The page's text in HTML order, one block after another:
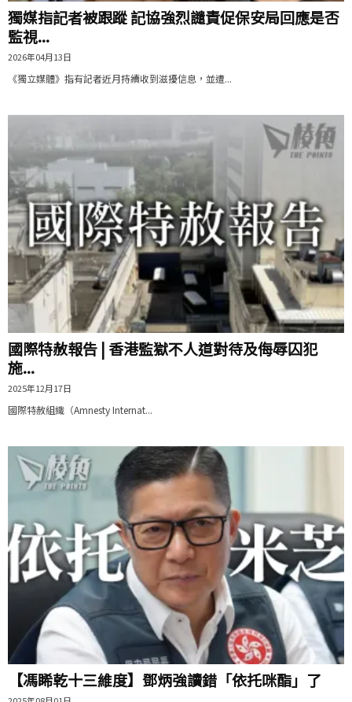
獨媒指記者被跟蹤 記協強烈譴責促保安局回應是否
監視...
2026年04月13日
《獨立媒體》指有記者近月持續收到滋擾信息，並遭...
國際特赦報告 | 香港監獄不人道對待及侮辱囚犯
施...
2025年12月17日
國際特赦組織（Amnesty Internat...
【馮睎乾十三維度】鄧炳強讀錯「依托咪酯」了